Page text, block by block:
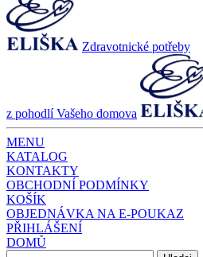
Zdravotnické potřeby
z pohodlí Vašeho domova
MENU
KATALOG
KONTAKTY
OBCHODNÍ PODMÍNKY
KOŠÍK
OBJEDNÁVKA NA E-POUKAZ
PŘIHLÁŠENÍ
DOMŮ